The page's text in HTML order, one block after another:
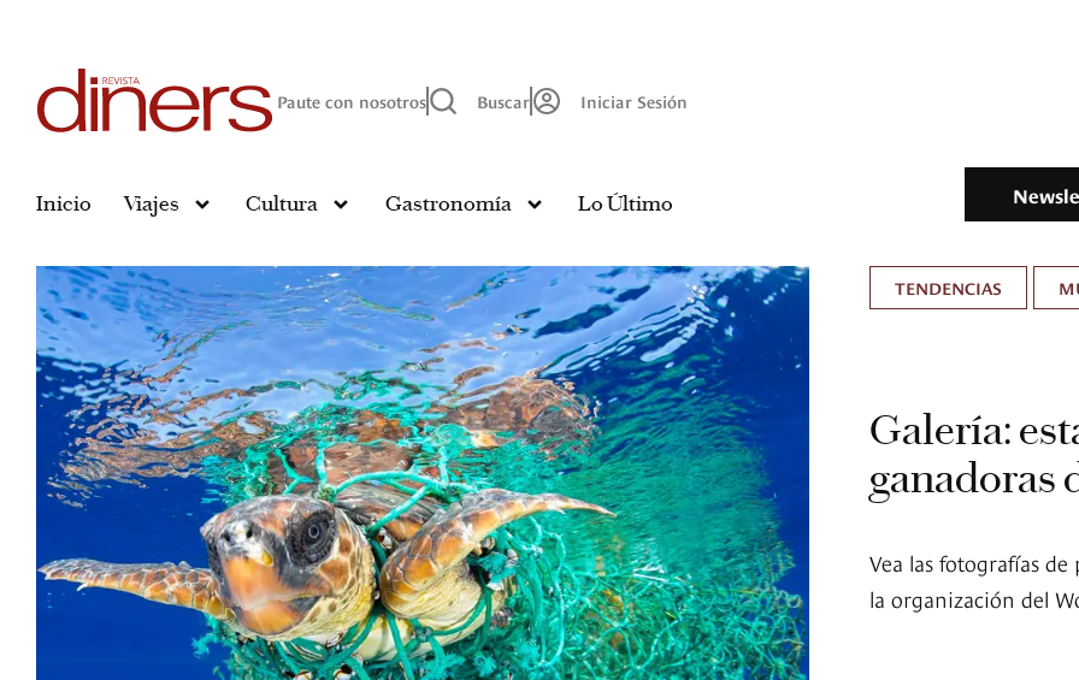
Paute con nosotros Buscar Iniciar Sesión
Inicio Viajes Cultura Gastronomía Lo Último
TENDENCIAS
Galería:
ganadoras
Vea las fotografías
la organización del